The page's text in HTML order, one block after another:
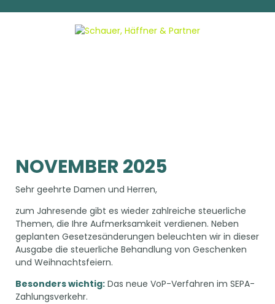
NOVEMBER 2025
Sehr geehrte Damen und Herren,
zum Jahresende gibt es wieder zahlreiche steuerliche
Themen, die Ihre Aufmerksamkeit verdienen. Neben
geplanten Gesetzesänderungen beleuchten wir in dieser
Ausgabe die steuerliche Behandlung von Geschenken
und Weihnachtsfeiern.
Besonders wichtig: Das neue VoP-Verfahren im SEPA-
Zahlungsverkehr.